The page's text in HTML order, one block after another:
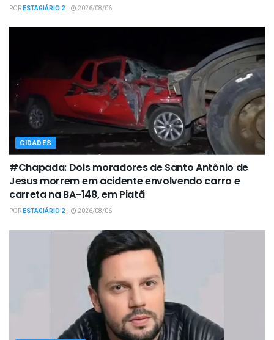
PORESTAGIÁRIO 2 2026/08/06
CIDADES
#Chapada: Dois moradores de Santo Antônio de
Jesus morrem em acidente envolvendo carro e
carreta na BA-148, em Piatã
PORESTAGIÁRIO 2 2026/08/06